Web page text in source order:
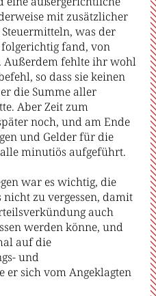
mit zusätzlicher
was der
fand, von
Außerdem fehlte ihr wohl
so dass sie keinen
die Summe aller
Aber Zeit zum
noch, und am Ende
und Gelder für die
minutiös aufgeführt.
war es wichtig, die
zu vergessen, damit
auch
werden könne, und
auf die
und
er sich vom Angeklagten